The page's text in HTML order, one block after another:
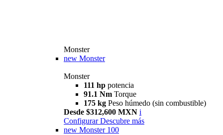
Monster
new Monster
Monster
111 hp potencia
91.1 Nm Torque
175 kg Peso húmedo (sin combustible)
Desde $312,600 MXN i
Configurar Descubre más
new Monster 100